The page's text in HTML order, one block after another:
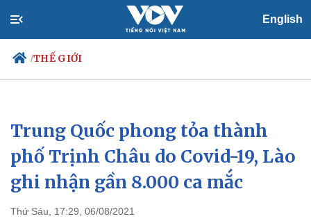
English
/THẾ GIỚI
Chính trị
Đảng
Tổ chức nhân sự
Quốc hội
Nhận diện sự thật
Xã hội
Tin 24h
Dự báo thời tiết
Giáo dục
Trung Quốc phong tỏa thành
phố Trịnh Châu do Covid-19, Lào
ghi nhận gần 8.000 ca mắc
Thứ Sáu, 17:29, 06/08/2021